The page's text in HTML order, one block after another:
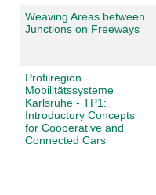
Weaving Areas between
Junctions on Freeways
Profilregion
Mobilitätssysteme
Karlsruhe - TP1:
Introductory Concepts
for Cooperative and
Connected Cars